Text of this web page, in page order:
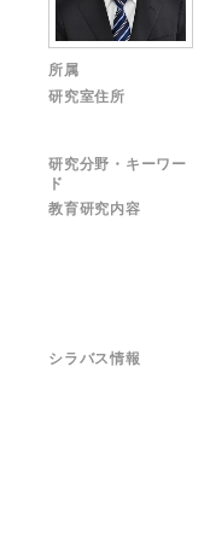
所属
研究室住所
研究分野・キーワー
ド
教育研究内容
シラバス情報